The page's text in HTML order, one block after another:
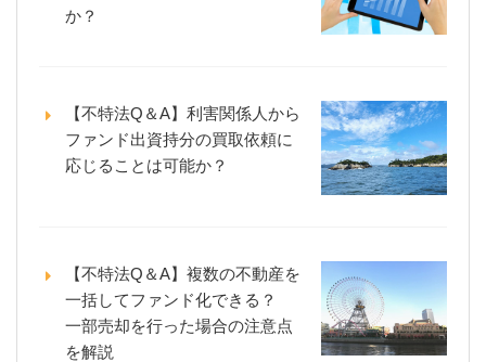
か？
【不特法Q＆A】利害関係人から
ファンド出資持分の買取依頼に
応じることは可能か？
【不特法Q＆A】複数の不動産を
一括してファンド化できる？
一部売却を行った場合の注意点
を解説